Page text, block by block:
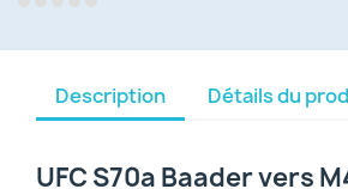
Description Détails du
UFC S70a Baader vers